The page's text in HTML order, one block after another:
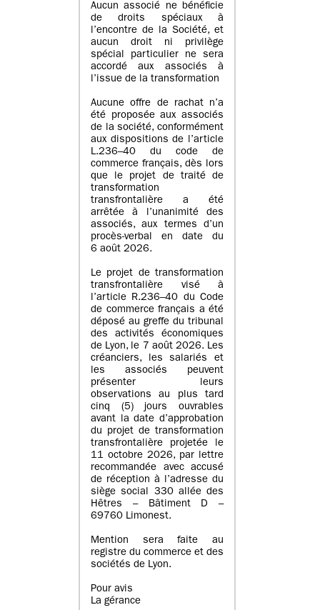
Aucun associé ne bénéficie
de droits spéciaux à
l’encontre de la Société, et
aucun droit ni privilège
spécial particulier ne sera
accordé aux associés à
l’issue de la transformation
Aucune offre de rachat n’a
été proposée aux associés
de la société, conformément
aux dispositions de l’article
L.236–40 du code de
commerce français, dès lors
que le projet de traité de
transformation
transfrontalière a été
arrêtée à l’unanimité des
associés, aux termes d’un
procès-verbal en date du
6 août 2026.
Le projet de transformation
transfrontalière visé à
l’article R.236–40 du Code
de commerce français a été
déposé au greffe du tribunal
des activités économiques
de Lyon, le 7 août 2026. Les
créanciers, les salariés et
les associés peuvent
présenter leurs
observations au plus tard
cinq (5) jours ouvrables
avant la date d’approbation
du projet de transformation
transfrontalière projetée le
11 octobre 2026, par lettre
recommandée avec accusé
de réception à l’adresse du
siège social 330 allée des
Hêtres – Bâtiment D –
69760 Limonest.
Mention sera faite au
registre du commerce et des
sociétés de Lyon.
Pour avis
La gérance